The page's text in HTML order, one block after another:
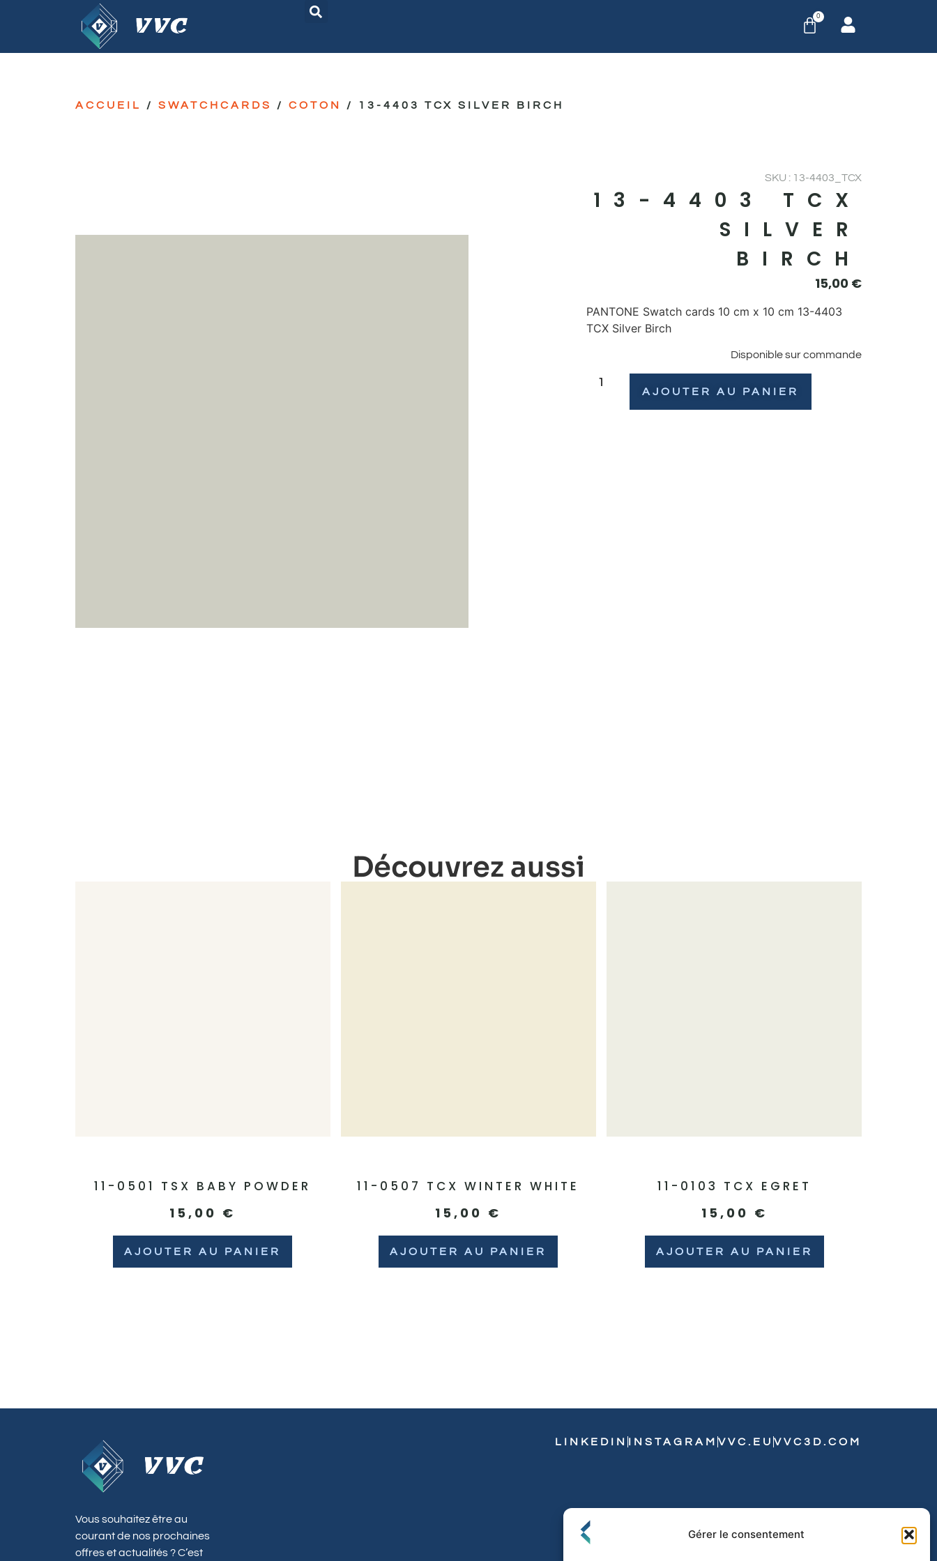
Gérer le consentement
0
ACCUEIL / SWATCHCARDS / COTON / 13-4403 TCX SILVER BIRCH
SKU : 13-4403_TCX
13-4403 TCX
SILVER
BIRCH
15,00 €
PANTONE Swatch cards 10 cm x 10 cm 13-4403
TCX Silver Birch
Disponible sur commande
AJOUTER AU PANIER
Découvrez aussi
11-0501 TSX BABY POWDER
15,00 €
AJOUTER AU PANIER
11-0507 TCX WINTER WHITE
15,00 €
AJOUTER AU PANIER
11-0103 TCX EGRET
15,00 €
AJOUTER AU PANIER
Vous souhaitez être au
courant de nos prochaines
offres et actualités ? C’est
LINKEDIN INSTAGRAM VVC.EU VVC3D.COM